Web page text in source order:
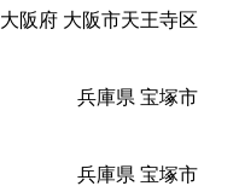
大阪府 大阪市天王寺区
兵庫県 宝塚市
兵庫県 宝塚市